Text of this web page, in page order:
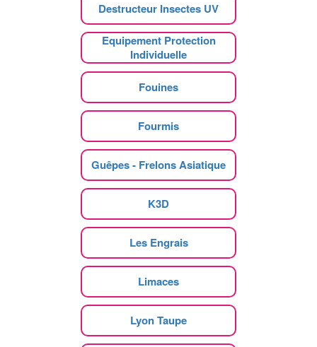
Destructeur Insectes UV
Equipement Protection
Individuelle
Fouines
Fourmis
Guêpes - Frelons Asiatique
K3D
Les Engrais
Limaces
Lyon Taupe